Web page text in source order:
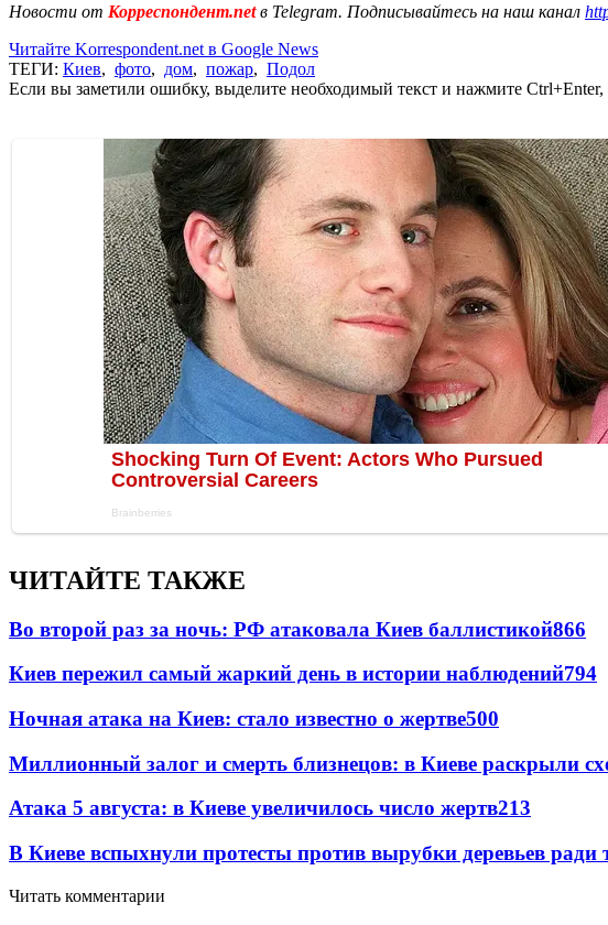
Новости от Корреспондент.netв Telegram. Подписывайтесь на наш канал
Читайте Korrespondent.net в Google News
ТЕГИ: Киев, фото, дом, пожар, Подол
Если вы заметили ошибку, выделите необходимый текст и нажмите
ЧИТАЙТЕ ТАКЖЕ
Во второй раз за ночь: РФ атаковала Киев баллистикой866
Киев пережил самый жаркий день в истории наблюдений794
Ночная атака на Киев: стало известно о жертве500
Миллионный залог и смерть близнецов: в Киеве раскрыли
Атака 5 августа: в Киеве увеличилось число жертв213
В Киеве вспыхнули протесты против вырубки деревьев ради
Читать комментарии